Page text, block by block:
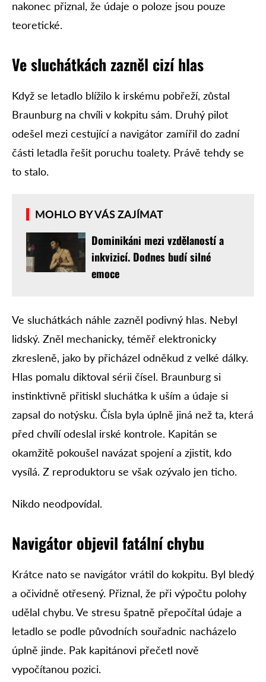
nakonec přiznal, že údaje o poloze jsou pouze
teoretické.
Ve sluchátkách zazněl cizí hlas
Když se letadlo blížilo k irskému pobřeží, zůstal
Braunburg na chvíli v kokpitu sám. Druhý pilot
odešel mezi cestující a navigátor zamířil do zadní
části letadla řešit poruchu toalety. Právě tehdy se
to stalo.
MOHLO BY VÁS ZAJÍMAT
Dominikáni mezi vzdělaností a
inkvizicí. Dodnes budí silné
emoce
Ve sluchátkách náhle zazněl podivný hlas. Nebyl
lidský. Zněl mechanicky, téměř elektronicky
zkresleně, jako by přicházel odněkud z velké dálky.
Hlas pomalu diktoval sérii čísel. Braunburg si
instinktivně přitiskl sluchátka k uším a údaje si
zapsal do notýsku. Čísla byla úplně jiná než ta, která
před chvílí odeslal irské kontrole. Kapitán se
okamžitě pokoušel navázat spojení a zjistit, kdo
vysílá. Z reproduktoru se však ozývalo jen ticho.
Nikdo neodpovídal.
Navigátor objevil fatální chybu
Krátce nato se navigátor vrátil do kokpitu. Byl bledý
a očividně otřesený. Přiznal, že při výpočtu polohy
udělal chybu. Ve stresu špatně přepočítal údaje a
letadlo se podle původních souřadnic nacházelo
úplně jinde. Pak kapitánovi přečetl nově
vypočítanou pozici.